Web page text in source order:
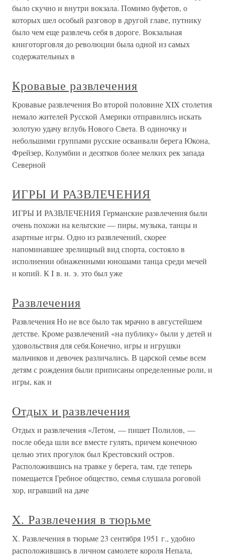
было скучно и внутри вокзала. Помимо буфетов, о
которых шел особый разговор в другой главе, путнику
было чем еще развлечь себя в дороге. Вокзальная
книготорговля до революции была одной из самых
содержательных в
Кровавые развлечения
Кровавые развлечения Во второй половине XIX столетия
немало жителей Русской Америки отправились искать
золотую удачу вглубь Нового Света. В одиночку и
небольшими группами русские осваивали берега Юкона,
Фрейзер, Колумбии и десятков более мелких рек запада
Северной
ИГРЫ И РАЗВЛЕЧЕНИЯ
ИГРЫ И РАЗВЛЕЧЕНИЯ Германские развлечения были
очень похожи на кельтские — пиры, музыка, танцы и
азартные игры. Одно из развлечений, скорее
напоминавшее зрелищный вид спорта, состояло в
исполнении обнаженными юношами танца среди мечей
и копий. К I в. н. э. это был уже
Развлечения
Развлечения Но не все было так мрачно в августейшем
детстве. Кроме развлечений «на публику» были у детей и
удовольствия для себя.Конечно, игры и игрушки
мальчиков и девочек различались. В царской семье всем
детям с рождения были приписаны определенные роли, и
игры, как и
Отдых и развлечения
Отдых и развлечения «Летом, — пишет Полилов, —
после обеда шли все вместе гулять, причем конечною
целью этих прогулок был Крестовский остров.
Расположившись на травке у берега, там, где теперь
помещается Гребное общество, семья слушала роговой
хор, игравший на даче
X. Развлечения в тюрьме
X. Развлечения в тюрьме 23 сентября 1951 г., удобно
расположившись в личном самолете короля Непала,